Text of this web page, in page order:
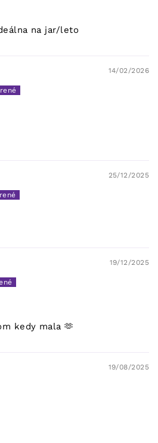
na jar/leto
14/02/2026
25/12/2025
19/12/2025
kedy mala 🫶
19/08/2025